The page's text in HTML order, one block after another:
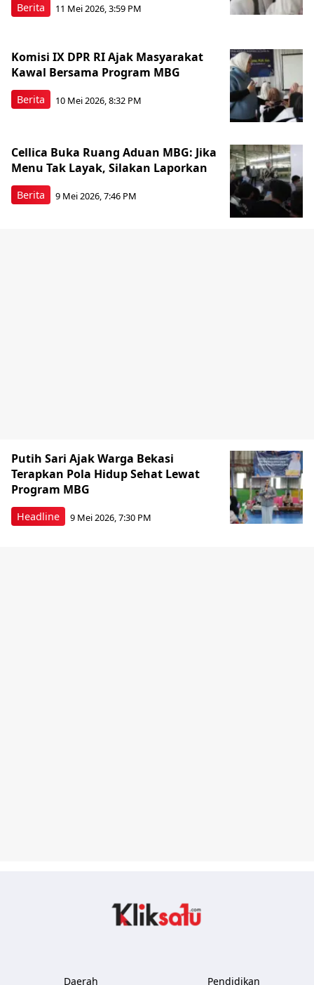
Berita 11 Mei 2026, 3:59 PM
Berita
Komisi IX DPR RI Ajak Masyarakat
Kawal Bersama Program MBG
10 Mei 2026, 8:32 PM
Berita
Cellica Buka Ruang Aduan MBG: Jika
Menu Tak Layak, Silakan Laporkan
9 Mei 2026, 7:46 PM
Headline
Putih Sari Ajak Warga Bekasi
Terapkan Pola Hidup Sehat Lewat
Program MBG
9 Mei 2026, 7:30 PM
Daerah Pendidikan